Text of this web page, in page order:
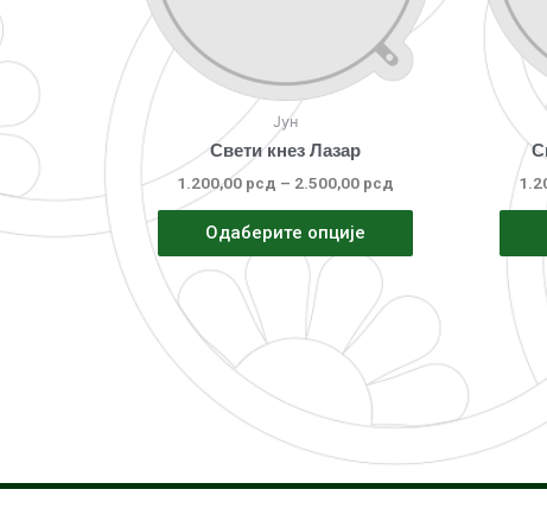
Јун
Свети кнез Лазар
1.200,00 рсд – 2.500,00 рсд
Одаберите опције